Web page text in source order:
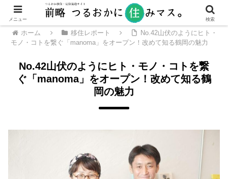
ホーム 移住レポート
No.42山伏のようにヒト・
モノ・コトを繋ぐ「manoma」をオープン！改めて知る鶴岡の魅力
No.42山伏のようにヒト・モノ・コトを繋
ぐ「manoma」をオープン！改めて知る鶴
岡の魅力
メニュー 検索